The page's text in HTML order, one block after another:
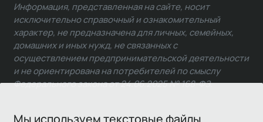
Мы используем текстовые файлы
Информация, представленная на сайте, носит
исключительно справочный и ознакомительный
характер, не предназначена для личных, семейных,
домашних и иных нужд, не связанных с
осуществлением предпринимательской деятельности
и не ориентирована на потребителей по смыслу
Федерального закона от 24.06.2025 № 168-ФЗ.